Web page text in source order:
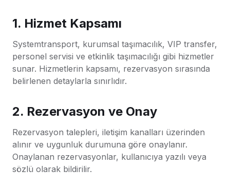
1. Hizmet Kapsamı
Systemtransport, kurumsal taşımacılık, VIP transfer,
personel servisi ve etkinlik taşımacılığı gibi hizmetler
sunar. Hizmetlerin kapsamı, rezervasyon sırasında
belirlenen detaylarla sınırlıdır.
2. Rezervasyon ve Onay
Rezervasyon talepleri, iletişim kanalları üzerinden
alınır ve uygunluk durumuna göre onaylanır.
Onaylanan rezervasyonlar, kullanıcıya yazılı veya
sözlü olarak bildirilir.